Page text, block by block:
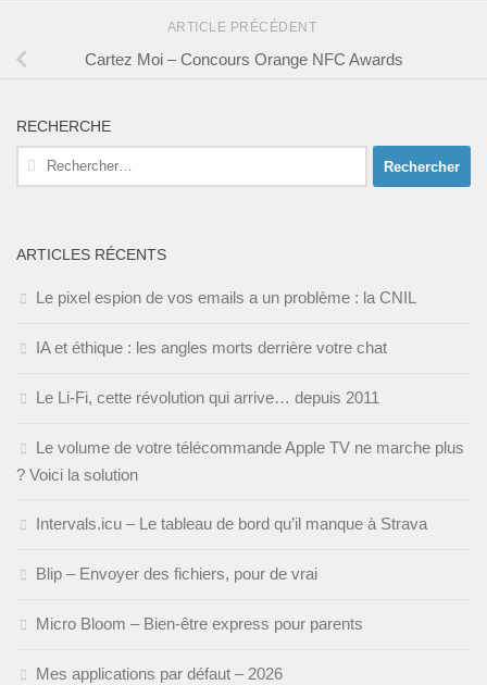
ARTICLE PRÉCÉDENT
Cartez Moi – Concours Orange NFC Awards
RECHERCHE
Rechercher :
ARTICLES RÉCENTS
Le pixel espion de vos emails a un problème : la CNIL
IA et éthique : les angles morts derrière votre chat
Le Li-Fi, cette révolution qui arrive… depuis 2011
Le volume de votre télécommande Apple TV ne marche plus
? Voici la solution
Intervals.icu – Le tableau de bord qu’il manque à Strava
Blip – Envoyer des fichiers, pour de vrai
Micro Bloom – Bien-être express pour parents
Mes applications par défaut – 2026